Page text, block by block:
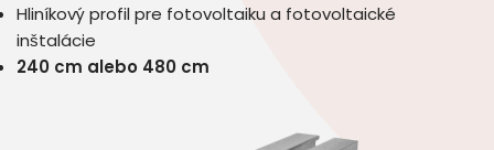
Hliníkový profil pre fotovoltaiku a fotovoltaické
inštalácie
240 cm alebo 480 cm